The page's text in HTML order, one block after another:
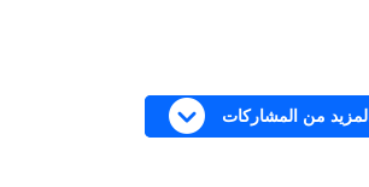
المزيد من المشاركات